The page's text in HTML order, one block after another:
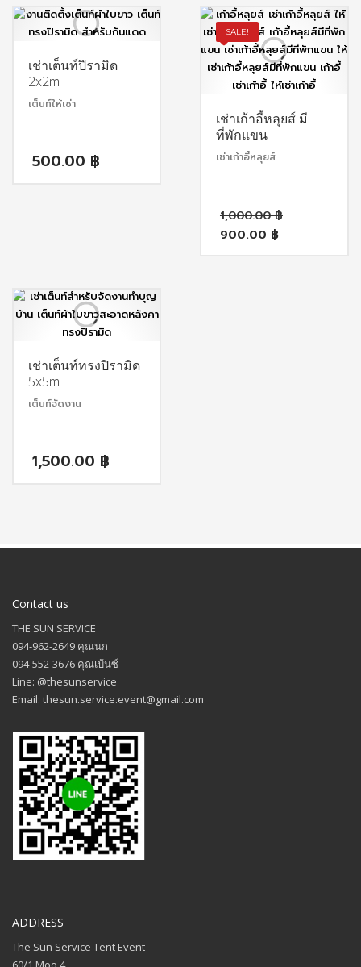
เช่าเต็นท์ปิรามิด
2x2m
เต็นท์ให้เช่า
500.00 ฿
SALE!
เช่าเก้าอี้หลุยส์ มี
ที่พักแขน
เช่าเก้าอี้หลุยส์
1,000.00฿
900.00 ฿
เช่าเต็นท์ทรงปิรามิด
5x5m
เต็นท์จัดงาน
1,500.00 ฿
Contact us
THE SUN SERVICE
094-962-2649 คุณนก
094-552-3676 คุณเบ้นซ์
Line: @thesunservice
Email: thesun.service.event@gmail.com
ADDRESS
The Sun Service Tent Event